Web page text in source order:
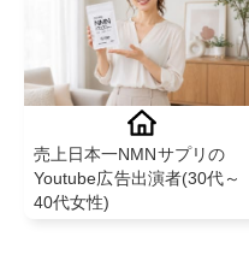
売上日本一NMNサプリの
Youtube広告出演者(30代～
40代女性)